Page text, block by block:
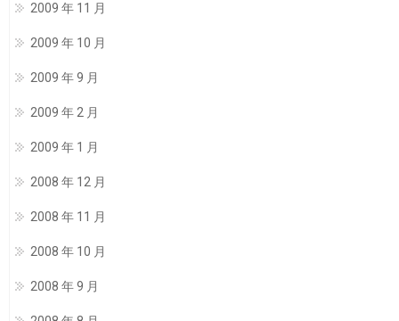
2009 年 11 月
2009 年 10 月
2009 年 9 月
2009 年 2 月
2009 年 1 月
2008 年 12 月
2008 年 11 月
2008 年 10 月
2008 年 9 月